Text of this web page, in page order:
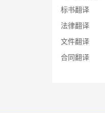
标书翻译
法律翻译
文件翻译
合同翻译